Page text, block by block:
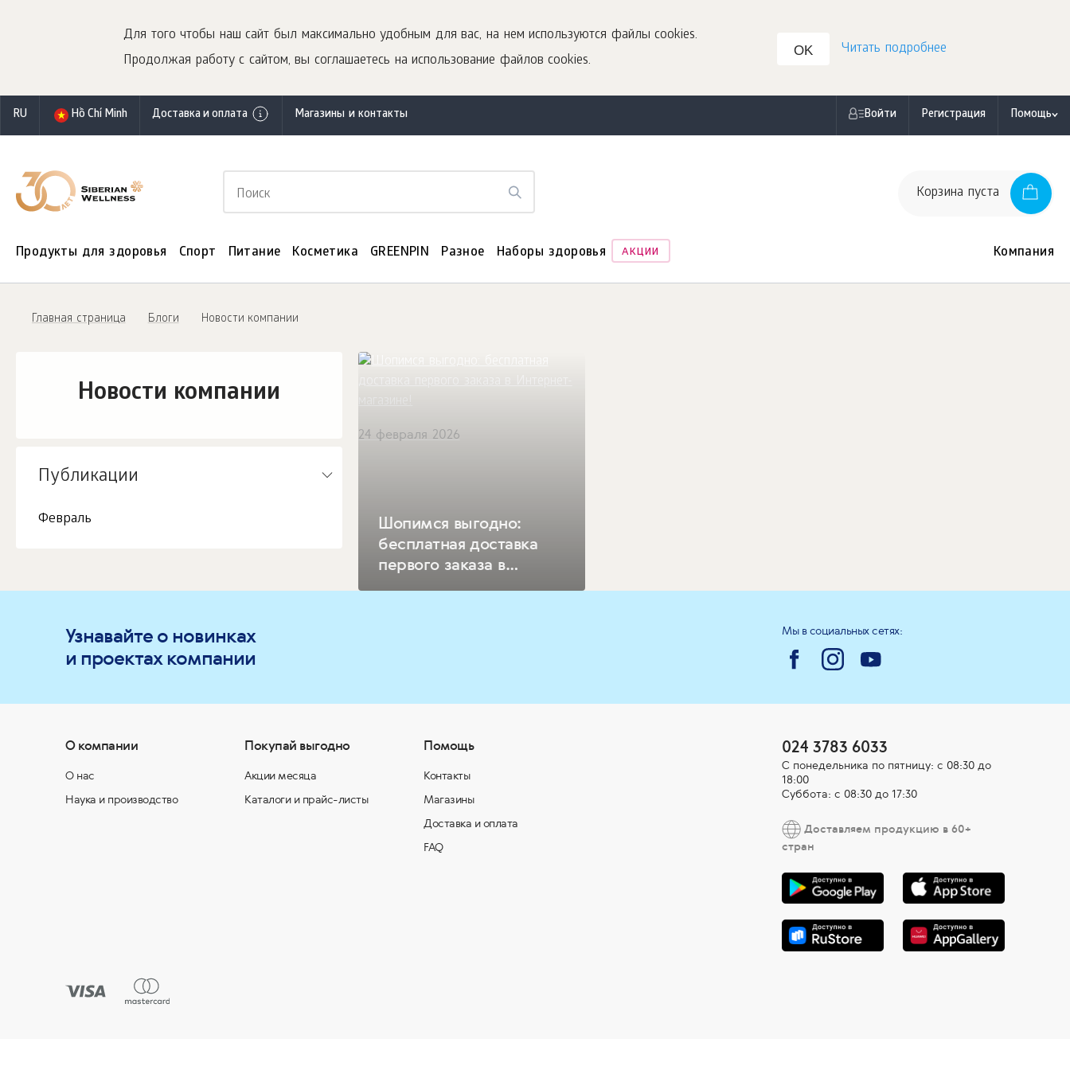
Для того чтобы наш сайт был максимально удобным для вас, на нем используются файлы cookies.
Продолжая работу с сайтом, вы соглашаетесь на использование файлов cookies.
OK Читать подробнее
RU Hồ Chí Minh Доставка и оплата Магазины и контакты Войти Регистрация Помощь
Корзина пуста
Продукты для здоровья Спорт Питание Косметика GREENPIN Разное Наборы здоровья АКЦИИ Компания
Главная страница Блоги Новости компании
Шопимся выгодно:
бесплатная доставка
первого заказа в
24 февраля 2026
Новости компании
Публикации
Февраль
Узнавайте о новинках
и проектах компании
Мы в социальных сетях:
О компании
О нас
Наука и производство
Покупай выгодно
Акции месяца
Каталоги и прайс-листы
Помощь
Контакты
Магазины
Доставка и оплата
FAQ
024 3783 6033
С понедельника по пятницу: с 08:30 до
18:00
Суббота: с 08:30 до 17:30
Доставляем продукцию в 60+
стран